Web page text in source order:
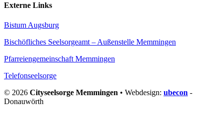
Externe Links
Bistum Augsburg
Bischöfliches Seelsorgeamt – Außenstelle Memmingen
Pfarreiengemeinschaft Memmingen
Telefonseelsorge
© 2026 Cityseelsorge Memmingen • Webdesign: ubecon -
Donauwörth